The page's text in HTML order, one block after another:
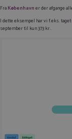
FraKøbenhavner der afgange
I dette eksempel har vi f.eks.
september til kun 373 kr..